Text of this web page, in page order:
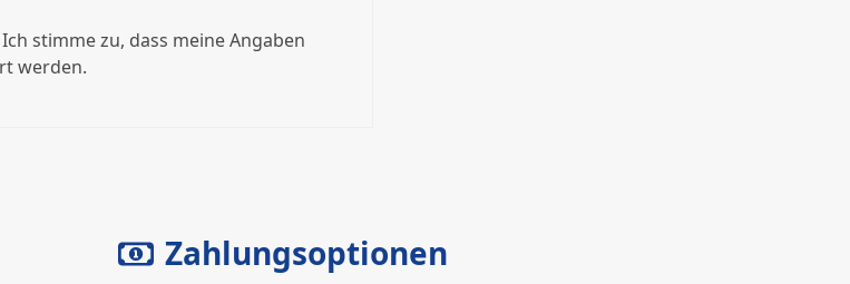
stimme zu, dass meine Angaben
werden.
Zahlungsoptionen